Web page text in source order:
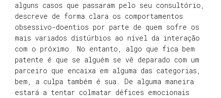
alguns casos que passaram pelo seu consultório,
descreve de forma clara os comportamentos
obsessivo-doentios por parte de quem sofre os
mais variados distúrbios ao nível da interação
com o próximo. No entanto, algo que fica bem
patente é que se alguém se vê deparado com um
parceiro que encaixa em alguma das categorias,
bem, a culpa também é sua. De alguma maneira
estará a tentar colmatar défices emocionais